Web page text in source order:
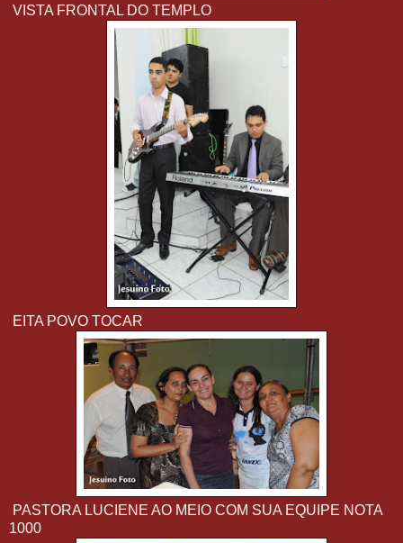
VISTA FRONTAL DO TEMPLO
EITA POVO TOCAR
PASTORA LUCIENE AO MEIO COM SUA EQUIPE NOTA
1000